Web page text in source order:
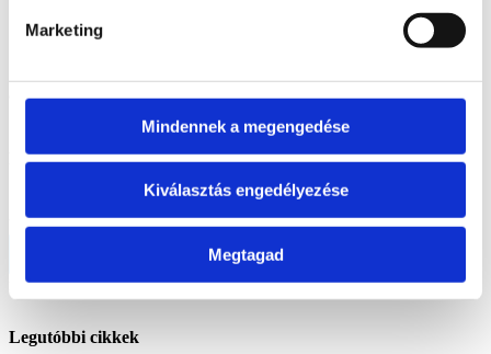
Marketing
Mindennek a megengedése
Kiválasztás engedélyezése
Megtagad
Ásvány lámpa
ajándék22 Idősebbeknek39
Szépségápolás
Rendezés
Legdrágább előre
Véletlenszerű termékek
Terméknév
Csak az akciós termékek
megjelenítése
Csak készleten lévő termékek mutatása
Legutóbbi cikkek